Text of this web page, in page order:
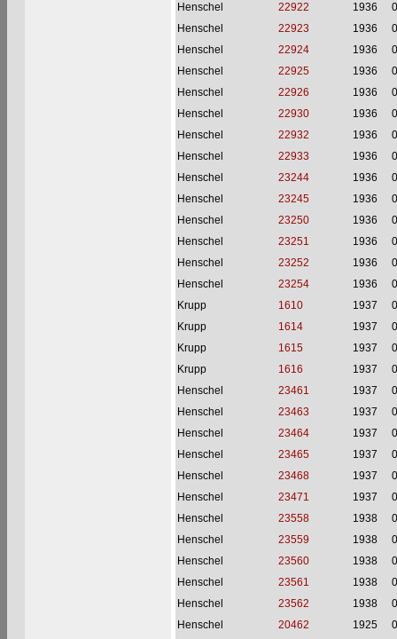
Henschel
22922 1936
Henschel
22923 1936
Henschel
22924 1936
Henschel
22925 1936
Henschel
22926 1936
Henschel
22930 1936
Henschel
22932 1936
Henschel
22933 1936
Henschel
23244 1936
Henschel
23245 1936
Henschel
23250 1936
Henschel
23251 1936
Henschel
23252 1936
Henschel
23254 1936
Krupp
1610 1937
Krupp
1614 1937
Krupp
1615 1937
Krupp
1616 1937
Henschel
23461 1937
Henschel
23463 1937
Henschel
23464 1937
Henschel
23465 1937
Henschel
23468 1937
Henschel
23471 1937
Henschel
23558 1938
Henschel
23559 1938
Henschel
23560 1938
Henschel
23561 1938
Henschel
23562 1938
Henschel
20462 1925